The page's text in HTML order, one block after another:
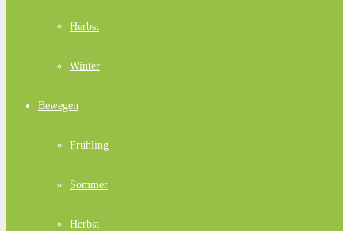
Herbst
Winter
Bewegen
Frühling
Sommer
Herbst